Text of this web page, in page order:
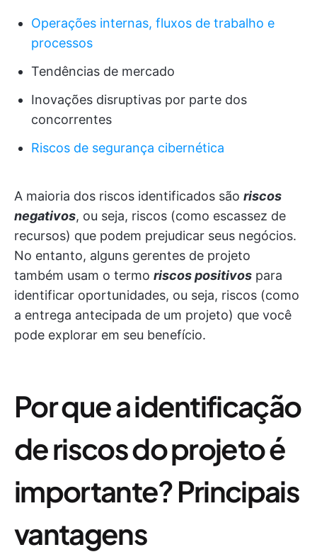
Operações internas, fluxos de trabalho e
processos
Tendências de mercado
Inovações disruptivas por parte dos
concorrentes
Riscos de segurança cibernética
A maioria dos riscos identificados são riscos
negativos, ou seja, riscos (como escassez de
recursos) que podem prejudicar seus negócios.
No entanto, alguns gerentes de projeto
também usam o termo riscos positivos para
identificar oportunidades, ou seja, riscos (como
a entrega antecipada de um projeto) que você
pode explorar em seu benefício.
Por que a identificação
de riscos do projeto é
importante? Principais
vantagens